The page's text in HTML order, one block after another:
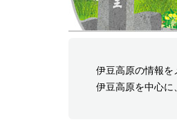
伊豆高原の情報を
伊豆高原を中心に